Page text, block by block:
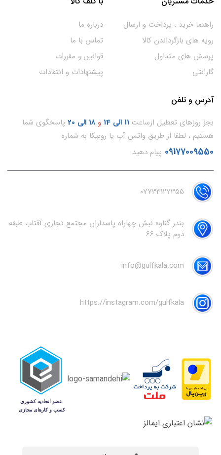
راهنما خرید ، پرداخت و ارسال
رویه های بازگرداندن کالا
پرسش های متداول
گارانتی
درباره ما
تماس با ما
قوانین و مقررات
پیشنهادات و انتقادات
آدرس و تلفن
بجز روزهای تعطیل ازساعت 11 الی 14 و 18 الی 20
پاسخگوی شما
هستیم ، لطفا از طریق واتس آپ یا روبیکا به شماره
09177009550 پیام دهید
07733127355
بندر گناوه نبش چهاراه پاسداران مجتمع تجاری آفتاب طبقه
دوم پلاک 66
info@gulfkala.com
https://instagram.com/gulfkala